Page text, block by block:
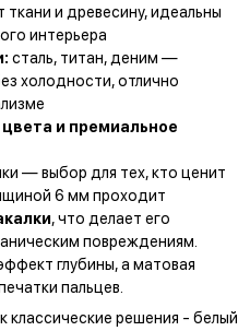
и древесину, идеальны
интерьера
сталь, титан, деним —
холодности, отлично
и премиальное
— выбор для тех, кто ценит
6 мм проходит
, что делает его
повреждениям.
глубины, а матовая
пальцев.
классические решения - белый